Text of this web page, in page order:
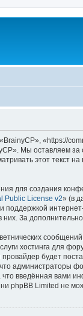
«https://
Мы оставляем
этот текст
для создания
Public License v2» (в
поддержкой
них. За
хостинга для
будет
администраторы
введённая вами
Limited не